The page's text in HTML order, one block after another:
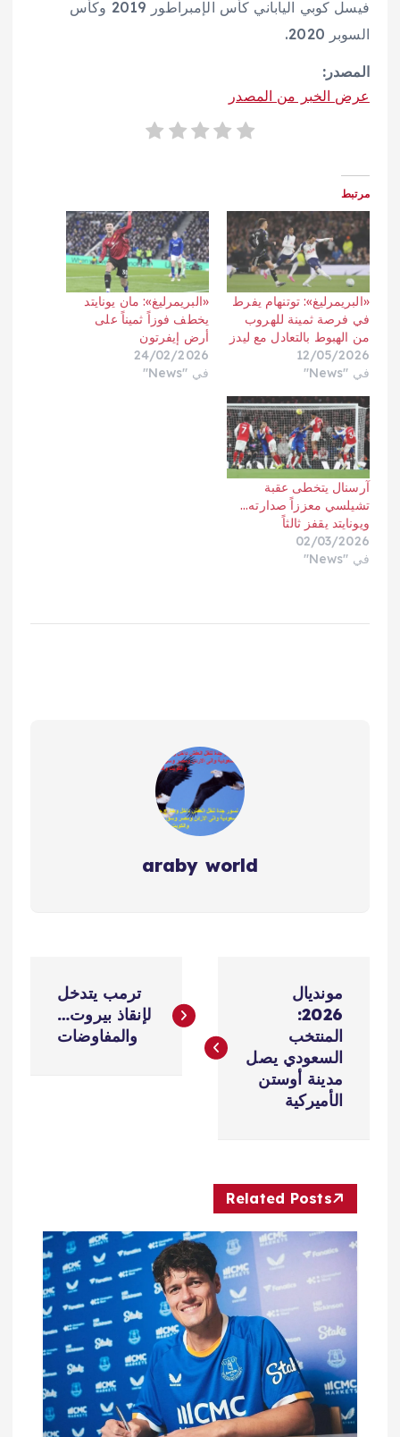
فيسل كوبي الياباني كأس الإمبراطور 2019 وكأس
السوبر 2020.
المصدر:
عرض الخبر من المصدر
مرتبط
«البريمرليغ»: توتنهام يفرط
في فرصة ثمينة للهروب
من الهبوط بالتعادل مع ليدز
12/05/2026
في "News"
«البريمرليغ»: مان يونايتد
يخطف فوزاً ثميناً على
أرض إيفرتون
24/02/2026
في "News"
آرسنال يتخطى عقبة
تشيلسي معززاً صدارته…
ويونايتد يقفز ثالثاً
02/03/2026
في "News"
araby world
ص
م
ق
مونديال
2026:
المنتخب
السعودي يصل
مدينة أوستن
الأميركية
ترمب يتدخل
لإنقاذ بيروت…
والمفاوضات
Related Posts